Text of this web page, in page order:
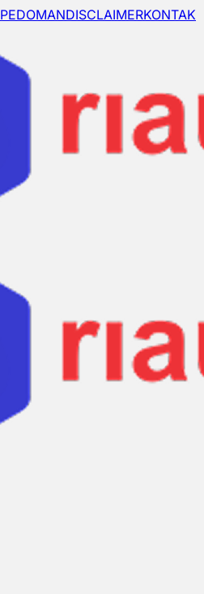
PEDOMANDISCLAIMERKONTAK